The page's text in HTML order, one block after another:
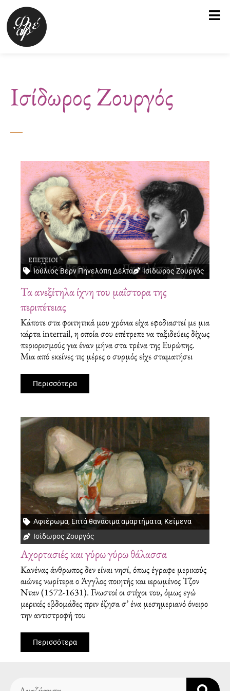
Μετάβαση
στο
περιεχόμενο
Ισίδωρος Ζουργός
Ιούλιος Βερν Πηνελόπη Δέλτα Ισίδωρος Ζουργός
Τα ανεξίτηλα ίχνη του μαΐστορα της
περιπέτειας
Κάποτε στα φοιτητικά μου χρόνια είχα εφοδιαστεί με μια
κάρτα interrail, η οποία σου επέτρεπε να ταξιδεύεις δίχως
περιορισμούς για έναν μήνα στα τρένα της Ευρώπης.
Μια από εκείνες τις μέρες ο συρμός είχε σταματήσει
Περισσότερα
Αφιέρωμα, Επτά θανάσιμα αμαρτήματα, Κείμενα
Ισίδωρος Ζουργός
Αχορτασιές και γύρω γύρω θάλασσα
Κανένας άνθρωπος δεν είναι νησί, όπως έγραφε μερικούς
αιώνες νωρίτερα ο Άγγλος ποιητής και ιερωμένος Τζον
Νταν (1572-1631). Γνωστοί οι στίχοι του, όμως εγώ
μερικές εβδομάδες πριν έζησα σ’ ένα μεσημεριανό όνειρο
την αντιστροφή του
Περισσότερα
Search